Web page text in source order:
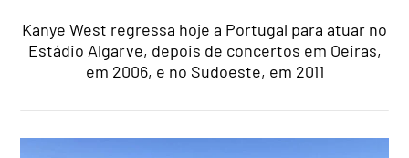
Kanye West regressa hoje a Portugal para atuar no
Estádio Algarve, depois de concertos em Oeiras,
em 2006, e no Sudoeste, em 2011